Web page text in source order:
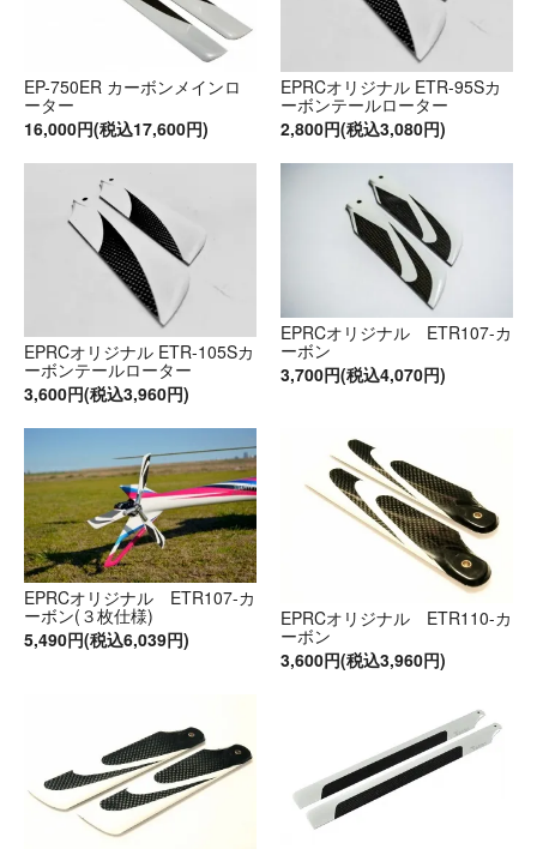
EP-750ER カーボンメインロ
ーター
16,000円(税込17,600円)
EPRCオリジナル ETR-95Sカ
ーボンテールローター
2,800円(税込3,080円)
EPRCオリジナル ETR-105Sカ
ーボンテールローター
3,600円(税込3,960円)
EPRCオリジナル ETR107-カ
ーボン
3,700円(税込4,070円)
EPRCオリジナル ETR107-カ
ーボン(３枚仕様)
5,490円(税込6,039円)
EPRCオリジナル ETR110-カ
ーボン
3,600円(税込3,960円)